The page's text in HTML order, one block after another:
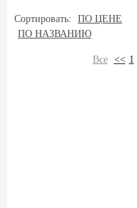
Сортировать: ПО ЦЕНЕ
ПО НАЗВАНИЮ
Все << 1